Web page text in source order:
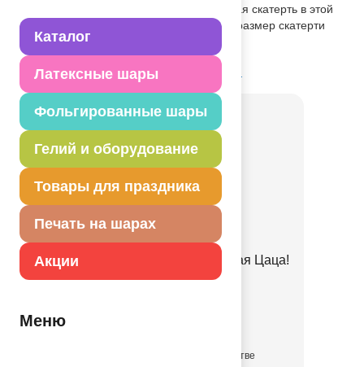
Каталог
Латексные шары
Фольгированные шары
Гелий и оборудование
Товары для праздника
Печать на шарах
Акции
Меню
восприятии темы друзьями. Праздничная скатерть в этой
коллекции выполнена из полиэтилена, размер скатерти
140х260см.
Товар из коллекцииОскорбления
Шар с рисунком 14" Ля какая Цаца!
в достаточном количестве